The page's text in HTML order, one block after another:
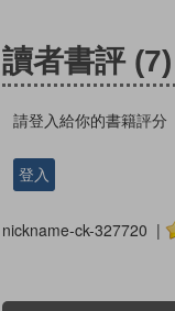
讀者書評 (7)
請登入給你的書籍評分
登入
nickname-ck-327720 |